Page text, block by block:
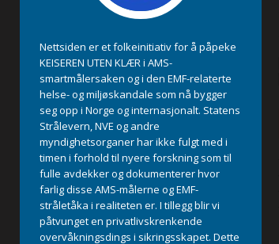
Nettsiden er et folkeinitiativ for å påpeke
KEISEREN UTEN KLÆR i AMS-
smartmålersaken og i den EMF-relaterte
helse- og miljøskandale som nå bygger
seg opp i Norge og internasjonalt. Statens
Strålevern, NVE og andre
myndighetsorganer har ikke fulgt med i
timen i forhold til nyere forskning som til
fulle avdekker og dokumenterer hvor
farlig disse AMS-målerne og EMF-
stråletåka i realiteten er. I tillegg blir vi
påtvunget en privatlivskrenkende
overvåkningsdings i sikringsskapet. Dette